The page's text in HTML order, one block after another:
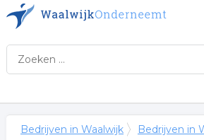
Bedrijven in Waalwijk Bedrijven in